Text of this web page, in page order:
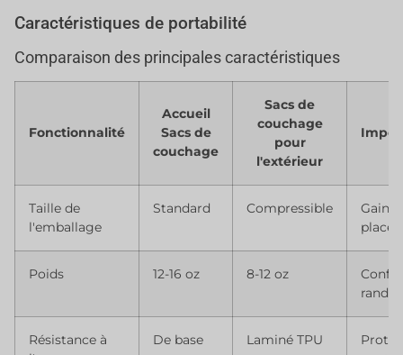
Caractéristiques de portabilité
Comparaison des principales caractéristiques
Fonctionnalité
Accueil
Sacs de
couchage
Sacs de
couchage
pour
l'extérieur
Taille de
l'emballage
Standard Compressible
Gain
place
Poids 12-16 oz 8-12 oz
Résistance à
De base Laminé TPU